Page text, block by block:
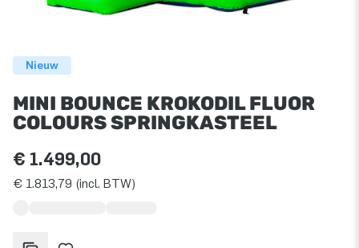
Nieuw
MINI BOUNCE KROKODIL FLUOR
COLOURS SPRINGKASTEEL
€ 1.499,00
€ 1.813,79 (incl. BTW)